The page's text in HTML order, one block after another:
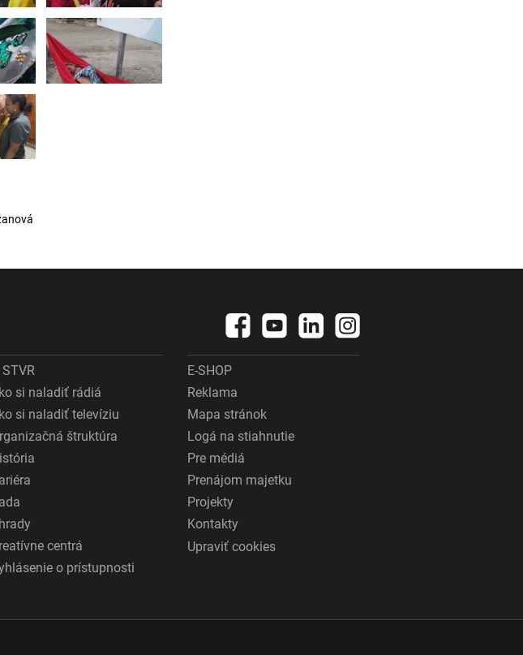
STVR
si naladiť rádiá
si naladiť televíziu
štruktúra
centrá
o prístupnosti
E-SHOP
Reklama
Mapa stránok
Logá na stiahnutie
Pre médiá
Prenájom majetku
Projekty
Kontakty
Upraviť cookies